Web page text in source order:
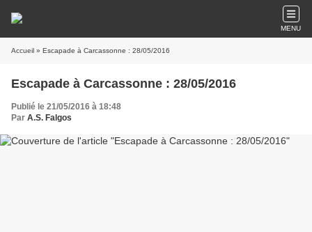
MENU
Accueil » Escapade à Carcassonne : 28/05/2016
Escapade à Carcassonne : 28/05/2016
Publié le 21/05/2016 à 18:48
Par A.S. Falgos